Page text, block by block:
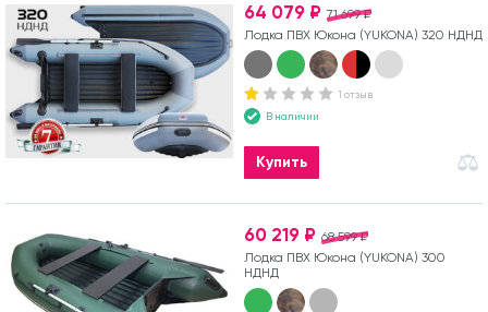
71 699 ₽
64 079 ₽
Лодка ПВХ Юкона (YUKONA) 320 НДНД
1 отзыв
В наличии
Купить
68 599 ₽
60 219 ₽
Лодка ПВХ Юкона (YUKONA) 300
НДНД